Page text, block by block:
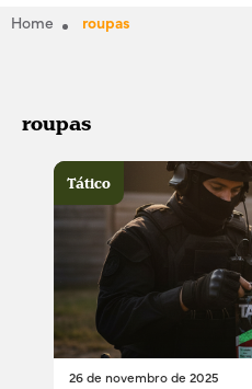
Home roupas
roupas
26 de novembro de 2025
Tático